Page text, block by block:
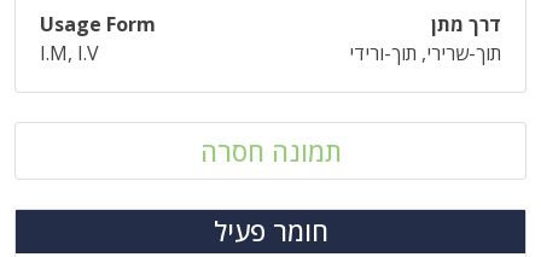
דרך מתן
Usage Form
תוך-שרירי, תוך-ורידי
I.M, I.V
תמונה חסרה
חומר פעיל